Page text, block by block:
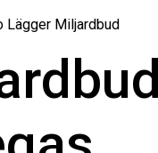
Lägger Miljardbud